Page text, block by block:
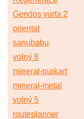
Gendos yurta 2
oriental
sanubabu
volný 8
mineral-purkart
mineral-metal
volný 5
routeplanner